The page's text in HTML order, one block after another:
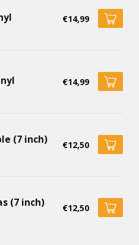
€14,99
€14,99
(7 inch) €12,50
(7 inch) €12,50